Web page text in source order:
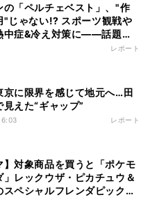
の「ペルチェベスト」、"作
"じゃない!? スポーツ観戦や
中症&冷え対策に――話題の
証
レポート
京に限界を感じて地元へ…田
見えた“ギャップ”
レポート
】対象商品を買うと「ポケモ
」レックウザ・ピカチュウ＆
スペシャルフレンダピックが
ンペーン